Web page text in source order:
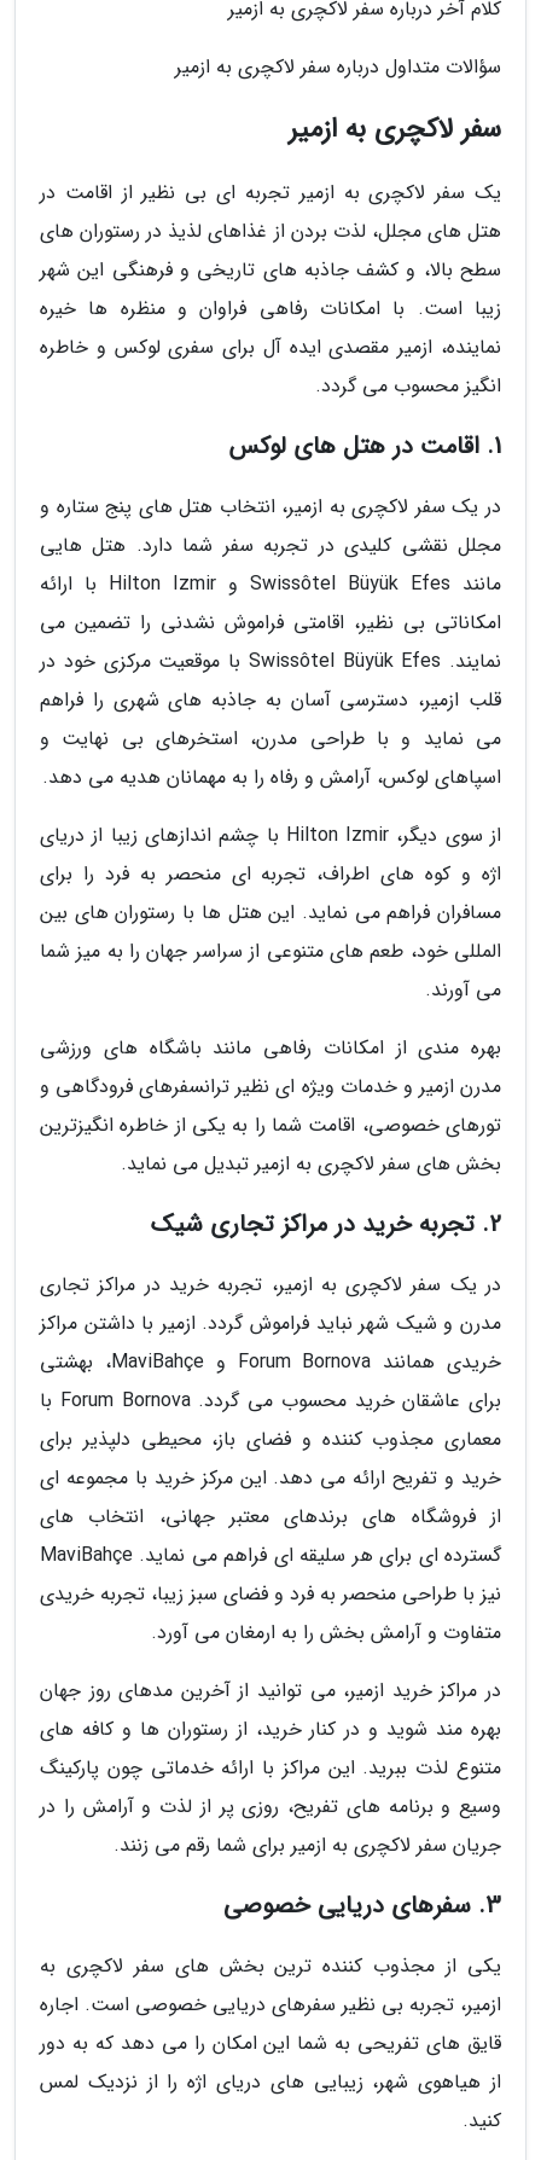
کلام آخر درباره سفر لاکچری به ازمیر
سؤالات متداول درباره سفر لاکچری به ازمیر
سفر لاکچری به ازمیر
یک سفر لاکچری به ازمیر تجربه ای بی نظیر از اقامت در
هتل های مجلل، لذت بردن از غذاهای لذیذ در رستوران های
سطح بالا، و کشف جاذبه های تاریخی و فرهنگی این شهر
زیبا است. با امکانات رفاهی فراوان و منظره ها خیره
نماینده، ازمیر مقصدی ایده آل برای سفری لوکس و خاطره
انگیز محسوب می گردد.
1. اقامت در هتل های لوکس
در یک سفر لاکچری به ازمیر، انتخاب هتل های پنج ستاره و
مجلل نقشی کلیدی در تجربه سفر شما دارد. هتل هایی
مانند Swissôtel Büyük Efes و Hilton Izmir با ارائه
امکاناتی بی نظیر، اقامتی فراموش نشدنی را تضمین می
نمایند. Swissôtel Büyük Efes با موقعیت مرکزی خود در
قلب ازمیر، دسترسی آسان به جاذبه های شهری را فراهم
می نماید و با طراحی مدرن، استخرهای بی نهایت و
اسپاهای لوکس، آرامش و رفاه را به مهمانان هدیه می دهد.
از سوی دیگر، Hilton Izmir با چشم اندازهای زیبا از دریای
اژه و کوه های اطراف، تجربه ای منحصر به فرد را برای
مسافران فراهم می نماید. این هتل ها با رستوران های بین
المللی خود، طعم های متنوعی از سراسر جهان را به میز شما
می آورند.
بهره مندی از امکانات رفاهی مانند باشگاه های ورزشی
مدرن ازمیر و خدمات ویژه ای نظیر ترانسفرهای فرودگاهی و
تورهای خصوصی، اقامت شما را به یکی از خاطره انگیزترین
بخش های سفر لاکچری به ازمیر تبدیل می نماید.
2. تجربه خرید در مراکز تجاری شیک
در یک سفر لاکچری به ازمیر، تجربه خرید در مراکز تجاری
مدرن و شیک شهر نباید فراموش گردد. ازمیر با داشتن مراکز
خریدی همانند Forum Bornova و MaviBahçe، بهشتی
برای عاشقان خرید محسوب می گردد. Forum Bornova با
معماری مجذوب کننده و فضای باز، محیطی دلپذیر برای
خرید و تفریح ارائه می دهد. این مرکز خرید با مجموعه ای
از فروشگاه های برندهای معتبر جهانی، انتخاب های
گسترده ای برای هر سلیقه ای فراهم می نماید. MaviBahçe
نیز با طراحی منحصر به فرد و فضای سبز زیبا، تجربه خریدی
متفاوت و آرامش بخش را به ارمغان می آورد.
در مراکز خرید ازمیر، می توانید از آخرین مدهای روز جهان
بهره مند شوید و در کنار خرید، از رستوران ها و کافه های
متنوع لذت ببرید. این مراکز با ارائه خدماتی چون پارکینگ
وسیع و برنامه های تفریح، روزی پر از لذت و آرامش را در
جریان سفر لاکچری به ازمیر برای شما رقم می زنند.
3. سفرهای دریایی خصوصی
یکی از مجذوب کننده ترین بخش های سفر لاکچری به
ازمیر، تجربه بی نظیر سفرهای دریایی خصوصی است. اجاره
قایق های تفریحی به شما این امکان را می دهد که به دور
از هیاهوی شهر، زیبایی های دریای اژه را از نزدیک لمس
کنید.